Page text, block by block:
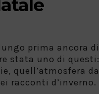
prima ancora di
stata uno di questi:
quell’atmosfera da
racconti d’inverno.